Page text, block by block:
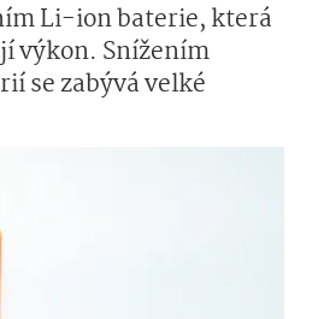
Li-ion baterie, která
výkon. Snížením
se zabývá velké